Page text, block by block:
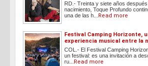
RD.- Treinta y siete años
nacimiento, Toque Profundo
una de las h...
Read more
Festival Camping Horizonte,
experiencia musical entre la
COL.- El Festival Camping
un festival: es una invitación a
ru...
Read more